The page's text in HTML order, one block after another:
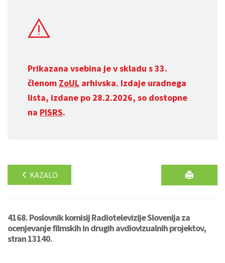
Prikazana vsebina je v skladu s 33.
členom ZoUL arhivska. Izdaje uradnega
lista, izdane po 28.2.2026, so dostopne
na PISRS.
KAZALO
4168. Poslovnik komisij Radiotelevizije Slovenija za
ocenjevanje filmskih in drugih avdiovizualnih projektov,
stran 13140.